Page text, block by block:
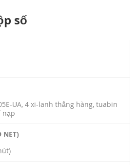
số
UA, 4 xi-lanh thẳng hàng, tuabin
nạp
NET)